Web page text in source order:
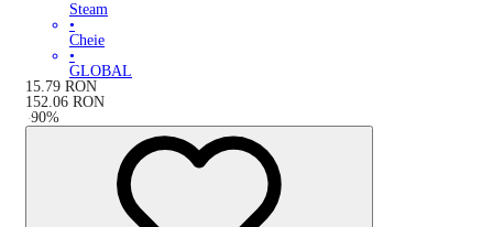
Steam
•
Cheie
•
GLOBAL
15.79 RON
152.06 RON
-90%